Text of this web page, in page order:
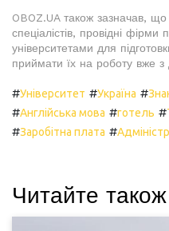
OBOZ.UA також зазначав, що
спеціалістів, провідні
університетами для
приймати їх на роботу вже з
#Університет #Україна #
#Англійська мова #готель #
#Заробітна плата #
Читайте також